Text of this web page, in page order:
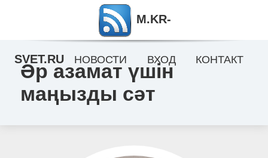
Әр азамат үшін
маңызды сәт
M.KR-
SVET.RU НОВОСТИ ВХОД КОНТАКТ